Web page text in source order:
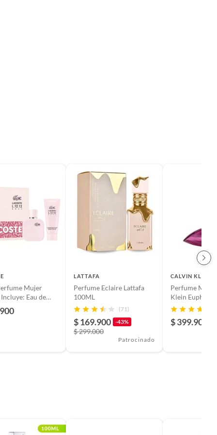
Mujer
Eau de
ml + 100 ml
LATTAFA
Perfume Eclaire Lattafa
100ML
(71)
$ 169.900 -43%
$ 299.000
Patrocinado
CALVIN KLEIN
Perfume
Klein Euphoria
de parfum
$ 399.900